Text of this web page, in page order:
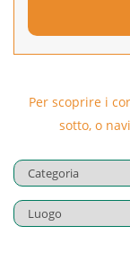
Per scoprire i
sotto, o